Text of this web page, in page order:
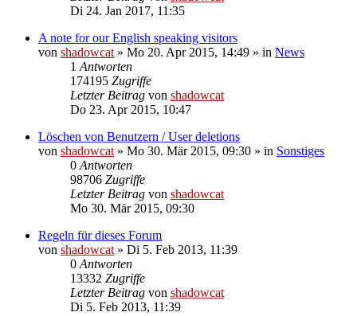
Di 24. Jan 2017, 11:35
A note for our English speaking visitors
von shadowcat » Mo 20. Apr 2015, 14:49 » in News
1 Antworten
174195 Zugriffe
Letzter Beitrag von shadowcat
Do 23. Apr 2015, 10:47
Löschen von Benutzern / User deletions
von shadowcat » Mo 30. Mär 2015, 09:30 » in Sonstiges
0 Antworten
98706 Zugriffe
Letzter Beitrag von shadowcat
Mo 30. Mär 2015, 09:30
Regeln für dieses Forum
von shadowcat » Di 5. Feb 2013, 11:39
0 Antworten
13332 Zugriffe
Letzter Beitrag von shadowcat
Di 5. Feb 2013, 11:39